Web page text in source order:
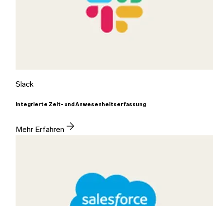
Slack
Integrierte Zeit- und Anwesenheitserfassung
Mehr Erfahren